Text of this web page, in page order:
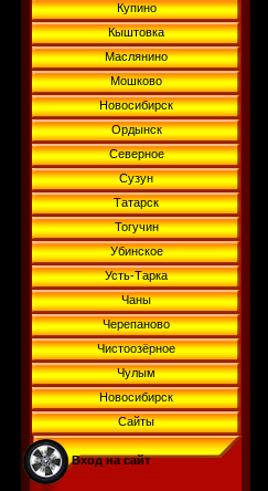
Купино
Кыштовка
Маслянино
Мошково
Новосибирск
Ордынск
Северное
Сузун
Татарск
Тогучин
Убинское
Усть-Тарка
Чаны
Черепаново
Чистоозёрное
Чулым
Новосибирск
Сайты
Вход на сайт